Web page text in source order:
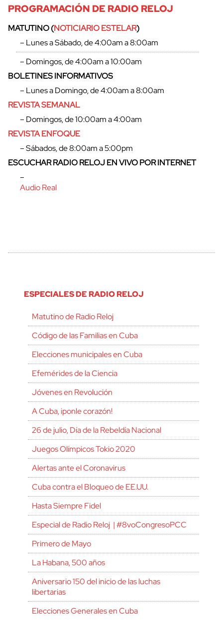
PROGRAMACIÓN DE RADIO RELOJ
MATUTINO (NOTICIARIO ESTELAR)
– Lunes a Sábado, de 4:00am a 8:00am
– Domingos, de 4:00am a 10:00am
BOLETINES INFORMATIVOS
– Lunes a Domingo, de 4:00am a 8:00am
REVISTA SEMANAL
– Domingos, de 10:00am a 4:00am
REVISTA ENFOQUE
– Sábados, de 8:00am a 5:00pm
ESCUCHAR RADIO RELOJ EN VIVO POR INTERNET
–
Audio Real
ESPECIALES DE RADIO RELOJ
Matutino de Radio Reloj
Código de las Familias en Cuba
Elecciones municipales en Cuba
Efemérides de la Ciencia
Jóvenes en Revolución
A Cuba, ¡ponle corazón!
26 de julio, Día de la Rebeldía Nacional
Juegos Olímpicos Tokio 2020
Alertas ante el Coronavirus
Cuba contra el Bloqueo de EE.UU.
Hasta Siempre Fidel
Especial de Radio Reloj | #8voCongresoPCC
Primero de Mayo
La Habana, 500 años
Aniversario 150 del inicio de las luchas
libertarias
Elecciones Generales en Cuba